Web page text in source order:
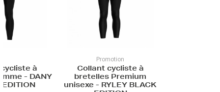
cycliste à
Premium
BLACK